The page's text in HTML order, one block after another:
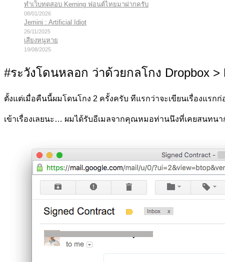
ทำเว็บทดสอบ Kerning ฟอนต์ไทยมาฝากครับ
08/01/2026
Jemini : Artificial Idiot
26/11/2025
เสียงหนูหาย
19/08/2025
#ระวังโดนหลอก ว่าด้วยกลโกง Dropbox >
ตั้งแต่เมื่อคืนนี้ผมโดนโกง 2 ครั้งครับ ทีแรกว่าจะเขียนเรื่องแรก
เข้าเรื่องเลยนะ… ผมได้รับอีเมลจากคุณหมอท่านนึงที่เคยสนทน